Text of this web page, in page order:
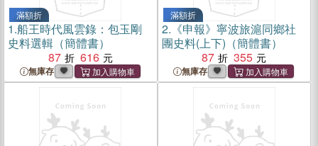
滿額折
1.船王時代風雲錄：包玉剛
史料選輯（簡體書）
87
616
無庫存
滿額折
2. 《申報》寧波旅滬同鄉社
團史料(上下)（簡體書）
87
355
無庫存